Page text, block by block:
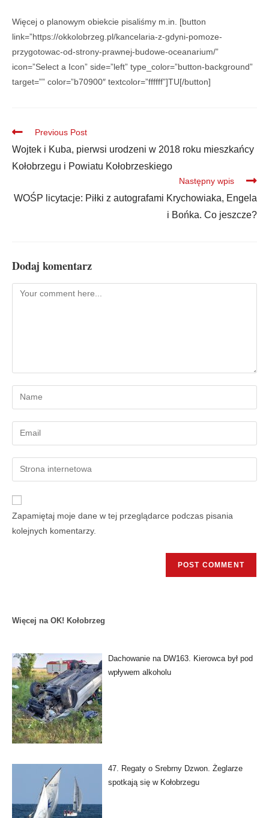
Więcej o planowym obiekcie pisaliśmy m.in. [button
link=”https://okkolobrzeg.pl/kancelaria-z-gdyni-pomoze-
przygotowac-od-strony-prawnej-budowe-oceanarium/”
icon=”Select a Icon” side=”left” type_color=”button-background”
target=”” color=”b70900″ textcolor=”ffffff”]TU[/button]
Previous Post
Wojtek i Kuba, pierwsi urodzeni w 2018 roku mieszkańcy
Kołobrzegu i Powiatu Kołobrzeskiego
Następny wpis
WOŚP licytacje: Piłki z autografami Krychowiaka, Engela
i Bońka. Co jeszcze?
Dodaj komentarz
Zapamiętaj moje dane w tej przeglądarce podczas pisania
kolejnych komentarzy.
Więcej na OK! Kołobrzeg
Dachowanie na DW163. Kierowca był pod
wpływem alkoholu
47. Regaty o Srebrny Dzwon. Żeglarze
spotkają się w Kołobrzegu